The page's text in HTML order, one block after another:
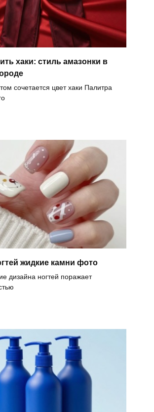
хаки: стиль амазонки в
сочетается цвет хаки Палитра
жидкие камни фото
дизайна ногтей поражает